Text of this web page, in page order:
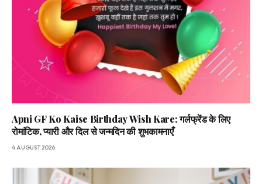
Apni GF Ko Kaise Birthday Wish Kare: गर्लफ्रेंड के लिए
रोमांटिक, प्यारी और दिल से जन्मदिन की शुभकामनाएँ
4 AUGUST 2026